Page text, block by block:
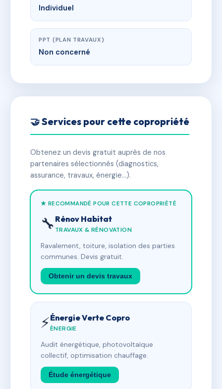
Individuel
PPT (PLAN TRAVAUX)
Non concerné
🤝 Services pour cette copropriété
Obtenez un devis gratuit auprès de nos
partenaires sélectionnés (diagnostics,
assurance, travaux, énergie…).
★ RECOMMANDÉ POUR CETTE COPROPRIÉTÉ
🔧 Rénov Habitat
TRAVAUX & RÉNOVATION
Ravalement, toiture, isolation des parties
communes. Devis gratuit.
Obtenir un devis travaux
⚡Énergie Verte Copro
ÉNERGIE
Audit énergétique, photovoltaïque
collectif, optimisation chauffage.
Étude énergétique